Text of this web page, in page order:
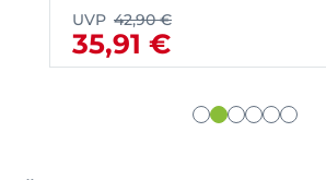
UVP 42,90 €
35,91 €